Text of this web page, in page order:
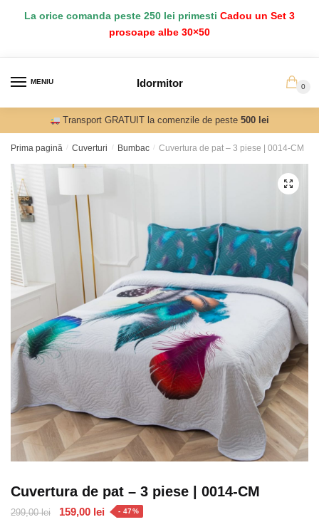
La orice comanda peste 250 lei primesti Cadou un Set 3
prosoape albe 30×50
MENIU Idormitor 0
Transport GRATUIT la comenzile de peste500 lei
Prima pagină / Cuverturi / Bumbac / Cuvertura de pat – 3 piese | 0014-CM
Cuvertura de pat – 3 piese | 0014-CM
299,00lei
Prețul
159,00 lei Prețul
- 47%